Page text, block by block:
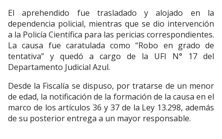
El aprehendido fue trasladado y alojado en la
dependencia policial, mientras que se dio intervención
a la Policía Científica para las pericias correspondientes.
La causa fue caratulada como “Robo en grado de
tentativa” y quedó a cargo de la UFI N° 17 del
Departamento Judicial Azul.
Desde la Fiscalía se dispuso, por tratarse de un menor
de edad, la notificación de la formación de la causa en el
marco de los artículos 36 y 37 de la Ley 13.298, además
de su posterior entrega a un mayor responsable.